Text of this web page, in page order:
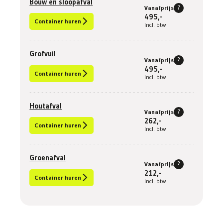
Bouw en sloopafval
Container huren
Vanafprijs ?
495,-
Incl. btw
Grofvuil
Container huren
Vanafprijs ?
495,-
Incl. btw
Houtafval
Container huren
Vanafprijs ?
262,-
Incl. btw
Groenafval
Container huren
Vanafprijs ?
212,-
Incl. btw